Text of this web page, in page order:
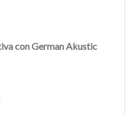
con German Akustic